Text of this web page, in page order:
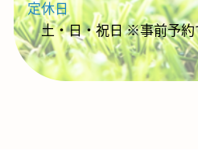
定休日
土・日・祝日 ※事前予約